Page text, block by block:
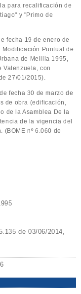
para recalificación de
y "Primo de
fecha 19 de enero de
Puntual de
de Melilla 1995,
Valenzuela, con
27/01/2015).
fecha 30 de marzo de
de obra (edificación,
de la Asamblea De la
de la vigencia del
(BOME nº 6.060 de
de 03/06/2014,